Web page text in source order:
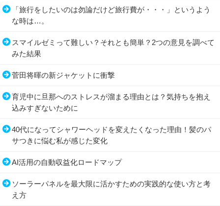
「旅行をしたいのは勿論だけど旅行費が・・・」というよう
な時は…。
スマイルゼミって難しい？それとも簡単？2つの意見を調べて
みた結果
菅田将暉の新ジャケットに衝撃
育児中に旦那へのストレスが溜まる理由とは？気持ちを抱え
込みすぎないために
40代になってシャワーヘッドを変えたくなった理由！髪のパ
サつきに悩む私が感じた変化
AI活用の自動収益化ロードマップ
ソーラーパネルを最大限に活かすための実践的な使い方と考
え方